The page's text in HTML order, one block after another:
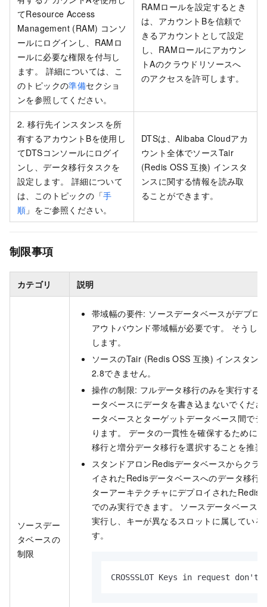
てResource Access
Management (RAM) コンソ
ールにログインし、RAMロ
ールに必要な権限を付与し
ます。 詳細については、こ
のトピックの準備セクショ
ンを参照してください。
RAMロールを設定するとき
は、アカウントBを信頼で
きるアカウントとして設定
し、RAMロールにアカウン
トAのクラウドリソースへ
のアクセスを許可します。
2. 移行先インスタンスを所
有するアカウントBを使用し
てDTSコンソールにログイ
ンし、データ移行タスクを
設定します。 詳細について
は、このトピックの「手
順 」をご参照ください。
DTSは、Alibaba Cloudアカ
ウント全体でソースTair
(Redis OSS 互換) インスタ
ンスに関する情報を読み取
ることができます。
制限事項
カテゴリ 説明
ソースデー
タベースの
制限
帯域幅の要件: ソースデータベースがデプロ
アウトバウンド帯域幅が必要です。 そうし
します。
ソースのTair (Redis OSS 互換) インスタン
2.8できません。
操作の制限: フルデータ移行のみを実行する
ータベースにデータを書き込まないでくだ
ータベースとターゲットデータベース間で
ります。 データの一貫性を確保するために
移行と増分データ移行を選択することを推奨
スタンドアロンRedisデータベースからクラ
イされたRedisデータベースへのデータ移行
ターアーキテクチャにデプロイされたRedis
でのみ実行できます。 ソースデータベース
実行し、キーが異なるスロットに属してい
す。
CROSSSLOT Keys in request